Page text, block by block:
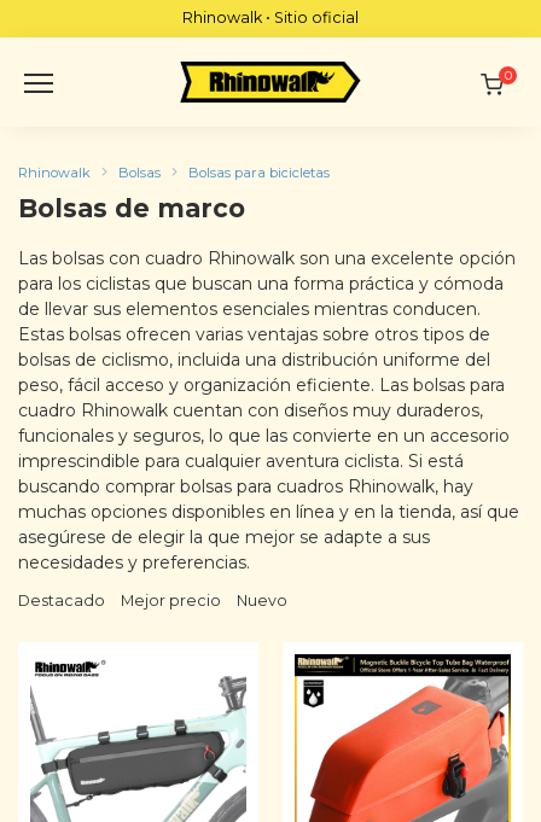
to
Rhinowalk • Sitio oficial
0
Rhinowalk Bolsas Bolsas para bicicletas
Bolsas de marco
Las bolsas con cuadro Rhinowalk son una excelente opción
para los ciclistas que buscan una forma práctica y cómoda
de llevar sus elementos esenciales mientras conducen.
Estas bolsas ofrecen varias ventajas sobre otros tipos de
bolsas de ciclismo, incluida una distribución uniforme del
peso, fácil acceso y organización eficiente. Las bolsas para
cuadro Rhinowalk cuentan con diseños muy duraderos,
funcionales y seguros, lo que las convierte en un accesorio
imprescindible para cualquier aventura ciclista. Si está
buscando comprar bolsas para cuadros Rhinowalk, hay
muchas opciones disponibles en línea y en la tienda, así que
asegúrese de elegir la que mejor se adapte a sus
necesidades y preferencias.
Destacado Mejor precio Nuevo